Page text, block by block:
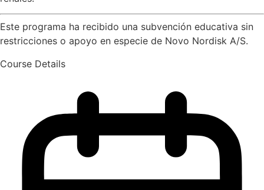
Este programa ha recibido una subvención educativa sin
restricciones o apoyo en especie de Novo Nordisk A/S.
Course Details